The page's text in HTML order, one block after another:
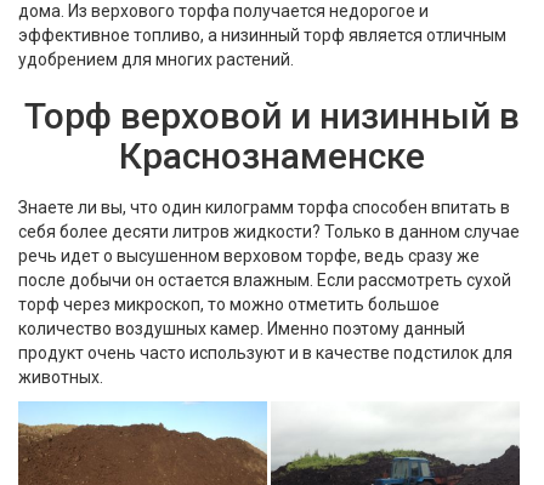
дома. Из верхового торфа получается недорогое и
эффективное топливо, а низинный торф является отличным
удобрением для многих растений.
Торф верховой и низинный в
Краснознаменске
Знаете ли вы, что один килограмм торфа способен впитать в
себя более десяти литров жидкости? Только в данном случае
речь идет о высушенном верховом торфе, ведь сразу же
после добычи он остается влажным. Если рассмотреть сухой
торф через микроскоп, то можно отметить большое
количество воздушных камер. Именно поэтому данный
продукт очень часто используют и в качестве подстилок для
животных.